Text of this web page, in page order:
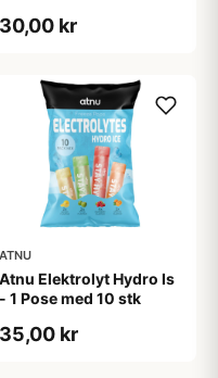
30,00 kr
ATNU
Atnu Elektrolyt Hydro Is
- 1 Pose med 10 stk
35,00 kr